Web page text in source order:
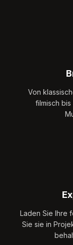
Von
filmisch
Laden Sie Ihre
Sie sie in